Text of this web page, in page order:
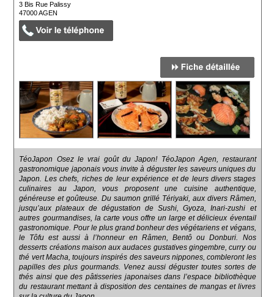
3 Bis Rue Palissy
47000AGEN
TéoJapon Osez le vrai goût du Japon! TéoJapon Agen, restaurant
gastronomique japonais vous invite à déguster les saveurs uniques du
Japon. Les chefs, riches de leur expérience et de leurs divers stages
culinaires au Japon, vous proposent une cuisine authentique,
généreuse et goûteuse. Du saumon grillé Tériyaki, aux divers Râmen,
jusqu’aux plateaux de dégustation de Sushi, Gyoza, Inari-zushi et
autres gourmandises, la carte vous offre un large et délicieux éventail
gastronomique. Pour le plus grand bonheur des végétariens et végans,
le Tôfu est aussi à l’honneur en Râmen, Bentô ou Donburi. Nos
desserts créations maison aux audaces gustatives gingembre, curry ou
thé vert Macha, toujours inspirés des saveurs nippones, combleront les
papilles des plus gourmands. Venez aussi déguster toutes sortes de
thés ainsi que des pâtisseries japonaises dans l’espace bibliothèque
du restaurant mettant à disposition des centaines de mangas et livres